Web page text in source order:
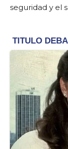
seguridad y el